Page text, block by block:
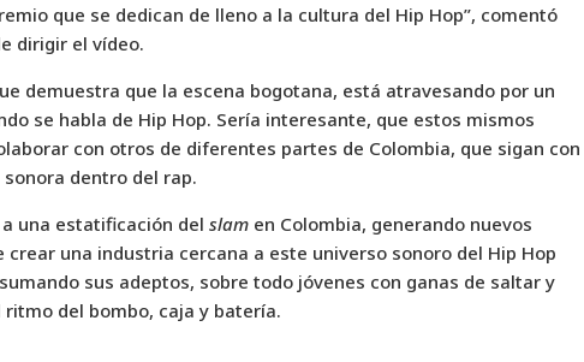
que se dedican de lleno a la cultura del Hip Hop”, comentó
dirigir el vídeo.
demuestra que la escena bogotana, está atravesando por un
se habla de Hip Hop. Sería interesante, que estos mismos
con otros de diferentes partes de Colombia, que sigan con
dentro del rap.
una estatificación del slam en Colombia, generando nuevos
crear una industria cercana a este universo sonoro del Hip Hop
sus adeptos, sobre todo jóvenes con ganas de saltar y
ritmo del bombo, caja y batería.